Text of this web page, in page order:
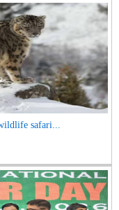
safari...